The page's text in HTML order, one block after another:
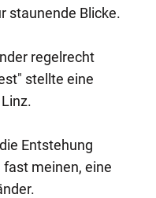
staunende Blicke.
regelrecht
stellte eine
Entstehung
meinen, eine